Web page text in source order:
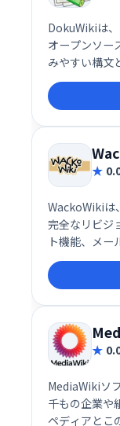
DokuWikiは
オープンソー
みやすい構文
プ機能が特
え、企業環境
様な用途に
大きな強みで
WackoWikiは
完全なリビジ
ト機能、メー
数ユーザー
応、テンプレ
も可能です
の方に最適で
MediaWikiソ
千もの企業や
ペディアとこ